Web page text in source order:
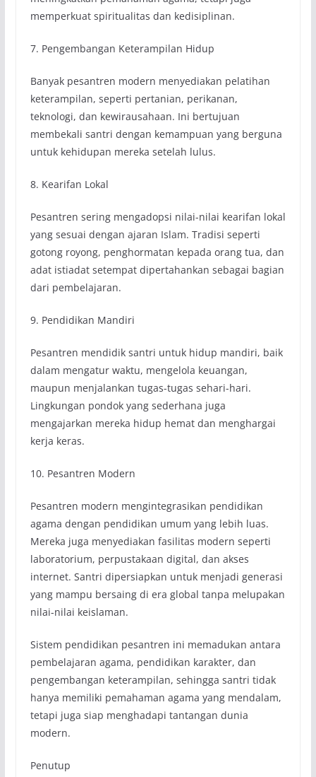
memperkuat spiritualitas dan kedisiplinan.
7. Pengembangan Keterampilan Hidup
Banyak pesantren modern menyediakan pelatihan
keterampilan, seperti pertanian, perikanan,
teknologi, dan kewirausahaan. Ini bertujuan
membekali santri dengan kemampuan yang berguna
untuk kehidupan mereka setelah lulus.
8. Kearifan Lokal
Pesantren sering mengadopsi nilai-nilai kearifan lokal
yang sesuai dengan ajaran Islam. Tradisi seperti
gotong royong, penghormatan kepada orang tua, dan
adat istiadat setempat dipertahankan sebagai bagian
dari pembelajaran.
9. Pendidikan Mandiri
Pesantren mendidik santri untuk hidup mandiri, baik
dalam mengatur waktu, mengelola keuangan,
maupun menjalankan tugas-tugas sehari-hari.
Lingkungan pondok yang sederhana juga
mengajarkan mereka hidup hemat dan menghargai
kerja keras.
10. Pesantren Modern
Pesantren modern mengintegrasikan pendidikan
agama dengan pendidikan umum yang lebih luas.
Mereka juga menyediakan fasilitas modern seperti
laboratorium, perpustakaan digital, dan akses
internet. Santri dipersiapkan untuk menjadi generasi
yang mampu bersaing di era global tanpa melupakan
nilai-nilai keislaman.
Sistem pendidikan pesantren ini memadukan antara
pembelajaran agama, pendidikan karakter, dan
pengembangan keterampilan, sehingga santri tidak
hanya memiliki pemahaman agama yang mendalam,
tetapi juga siap menghadapi tantangan dunia
modern.
Penutup